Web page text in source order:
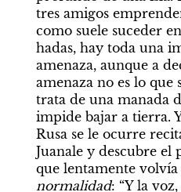
tres amigos
como suele suceder
hadas, hay toda una
amenaza, aunque a
amenaza no es lo que
trata de una manada
impide bajar a tierra.
Rusa se le ocurre
Juanale y descubre el
normalidad: “Y la